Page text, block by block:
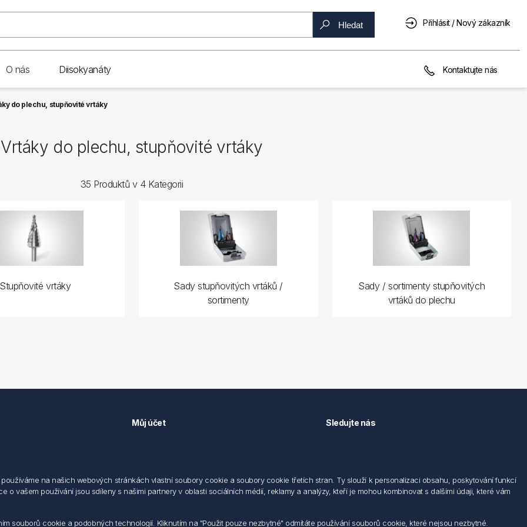
Hledat Přihlásit / Nový zákazník
O nás Diisokyanáty Kontaktujte nás
do plechu, stupňovité vrtáky
Vrtáky do plechu, stupňovité vrtáky
35 Produktů v 4 Kategorii
Stupňovité vrtáky
Sady stupňovitých vrtáků /
sortimenty
Sady / sortimenty stupňovitých
vrtáků do plechu
elektronických dokumentu
s elektroodpadem
Můj účet Sledujte nás
na našich webových stránkách vlastní soubory cookie a soubory cookie třetích stran. Ty slouží k personalizaci obsahu, poskytování funkcí
vašem používání jsou sdíleny s našimi partnery v oblasti sociálních médií, reklamy a analýzy, kteří je mohou kombinovat s dalšími údaji, které vám
souborů cookie a podobných technologií. Kliknutím na "Použit pouze nezbytné" odmítáte používání souborů cookie, které nejsou nezbytné.